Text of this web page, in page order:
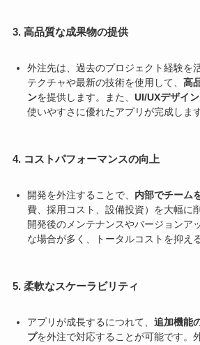
3. 高品質な成果物の提供
外注先は、過去のプロジェクト経験を
テクチャや最新の技術を使用して、 高
ンを提供します。また、 UI/UXデザイン
使いやすさに優れたアプリが完成します
4. コストパフォーマンスの向上
開発を外注することで、 内部でチーム
費、採用コスト、設備投資）を大幅に
開発後のメンテナンスやバージョンア
な場合が多く、トータルコストを抑え
5. 柔軟なスケーラビリティ
アプリが成長するにつれて、 追加機能
プを外注で対応することが可能です。